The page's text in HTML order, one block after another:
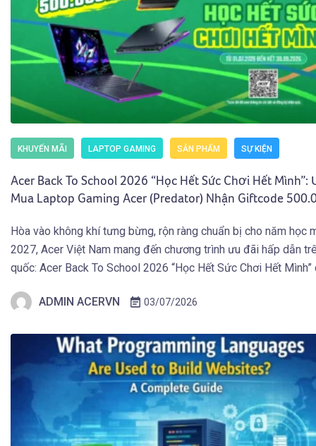
KHUYẾN MÃI LAPTOP GAMING SẢN PHẨM SỰ KIỆN
Acer Back To School 2026 “Học Hết Sức Chơi Hết Mình”:
Mua Laptop Gaming Acer (Predator) Nhận Giftcode
Hòa vào không khí tưng bừng, rộn ràng chuẩn bị cho năm học
2027, Acer Việt Nam mang đến chương trình ưu đãi hấp dẫn
quốc: Acer Back To School 2026 “Học Hết Sức Chơi Hết Mình”
ADMIN ACERVN
03/07/2026